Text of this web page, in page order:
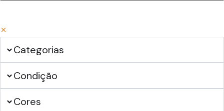
Categorias
Condição
Cores